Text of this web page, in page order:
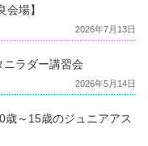
場】
2026年7月13日
ニラダー講習会
2026年5月14日
歳～15歳のジュニアアス